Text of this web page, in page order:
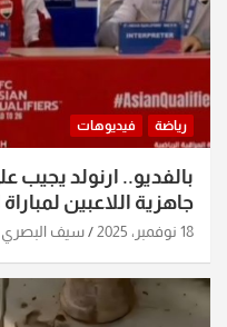
رياضة فيديوهات
بالفديو.. ارنولد
جاهزية اللاعبين لمباراة
18 نوفمبر، 2025 سيف البصري